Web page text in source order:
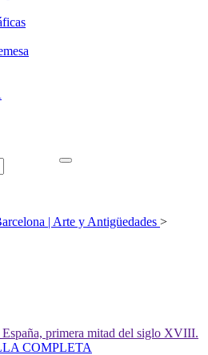
| Arte y Antigüedades >
COMPLETA